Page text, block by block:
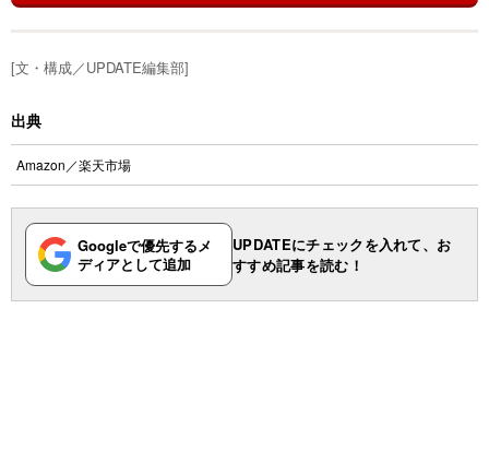
[文・構成／UPDATE編集部]
出典
Amazon ／楽天市場
Googleで優先するメ
ディアとして追加
UPDATEにチェックを入れて、お
すすめ記事を読む！